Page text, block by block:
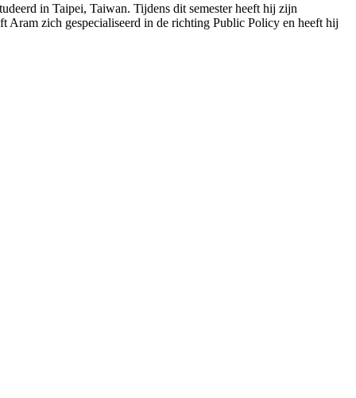
in Taipei, Taiwan. Tijdens dit semester heeft hij zijn
Aram zich gespecialiseerd in de richting Public Policy en heeft hij